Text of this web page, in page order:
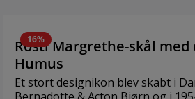
16%
Rosti Margrethe-skål
Humus
Et stort designikon blev skabt i